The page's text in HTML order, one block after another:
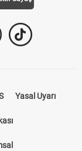
Sayaç